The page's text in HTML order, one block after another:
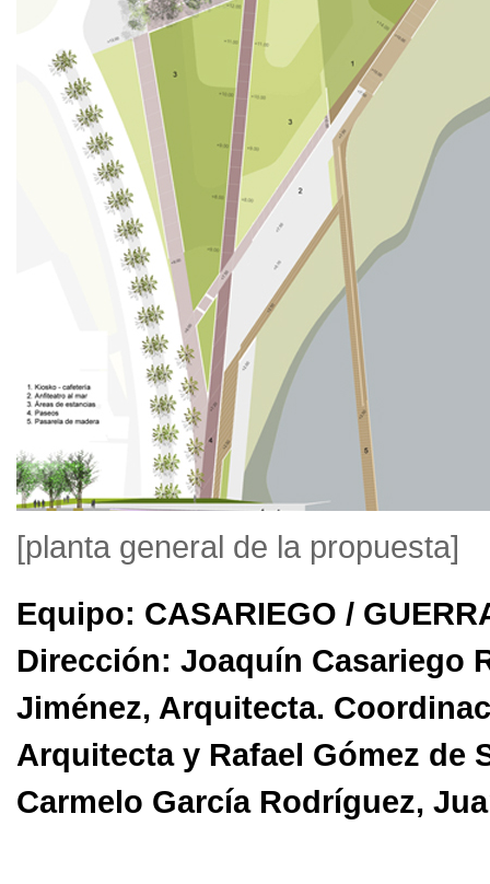
[planta general de la propuesta]
Equipo: CASARIEGO /
Dirección: Joaquín Casariego
Jiménez, Arquitecta.
Arquitecta y Rafael Gómez de
Carmelo García Rodríguez,